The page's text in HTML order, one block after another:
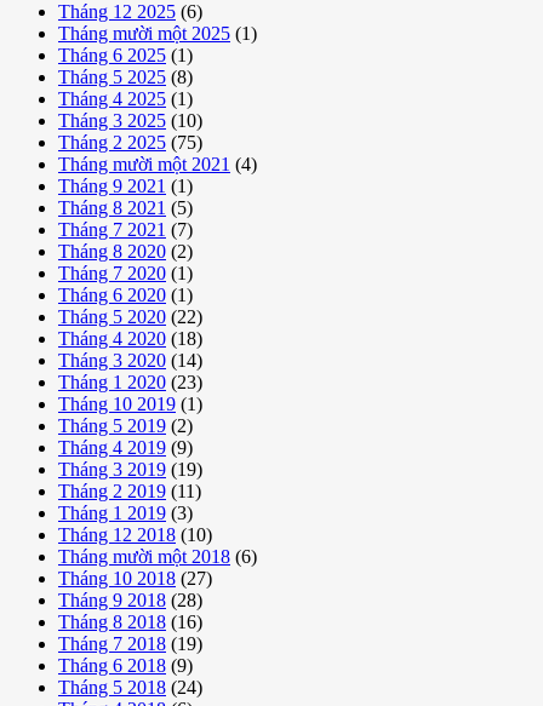
Tháng 12 2025 (6)
Tháng mười một 2025 (1)
Tháng 6 2025 (1)
Tháng 5 2025 (8)
Tháng 4 2025 (1)
Tháng 3 2025 (10)
Tháng 2 2025 (75)
Tháng mười một 2021 (4)
Tháng 9 2021 (1)
Tháng 8 2021 (5)
Tháng 7 2021 (7)
Tháng 8 2020 (2)
Tháng 7 2020 (1)
Tháng 6 2020 (1)
Tháng 5 2020 (22)
Tháng 4 2020 (18)
Tháng 3 2020 (14)
Tháng 1 2020 (23)
Tháng 10 2019 (1)
Tháng 5 2019 (2)
Tháng 4 2019 (9)
Tháng 3 2019 (19)
Tháng 2 2019 (11)
Tháng 1 2019 (3)
Tháng 12 2018 (10)
Tháng mười một 2018 (6)
Tháng 10 2018 (27)
Tháng 9 2018 (28)
Tháng 8 2018 (16)
Tháng 7 2018 (19)
Tháng 6 2018 (9)
Tháng 5 2018 (24)